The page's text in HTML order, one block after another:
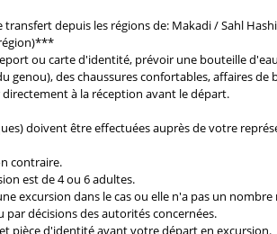
depuis les régions de: Makadi / Sahl
ou carte d'identité, prévoir une bouteille
genou), des chaussures confortables, affaires
à la réception avant le départ.
doivent être effectuées auprès de votre
contraire.
est de 4 ou 6 adultes.
excursion dans le cas ou elle n'a pas un
décisions des autorités concernées.
pièce d'identité avant votre départ en excursion.